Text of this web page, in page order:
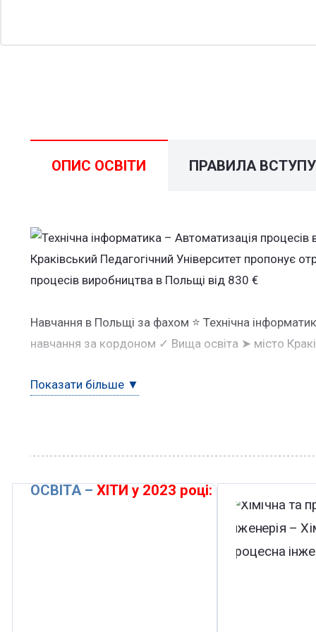
ОПИС ОСВІТИ ПРАВИЛА ВСТУПУ
Краківський Педагогічний Університет пропонує
процесів виробництва в Польщі від 830 €
Навчання в Польщі за фахом ⭐ Технічна
навчання за кордоном ✓ Вища освіта ➤ місто
Показати більше ▼
ОСВІТА – ХІТИ у 2023 році: